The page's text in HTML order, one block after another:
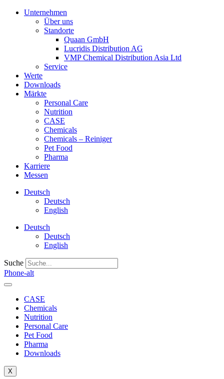
Unternehmen
Über uns
Standorte
Quaan GmbH
Lucridis Distribution AG
VMP Chemical Distribution Asia Ltd
Service
Werte
Downloads
Märkte
Personal Care
Nutrition
CASE
Chemicals
Chemicals – Reiniger
Pet Food
Pharma
Karriere
Messen
Deutsch
Deutsch
English
Deutsch
Deutsch
English
Suche
Phone-alt
CASE
Chemicals
Nutrition
Personal Care
Pet Food
Pharma
Downloads
X